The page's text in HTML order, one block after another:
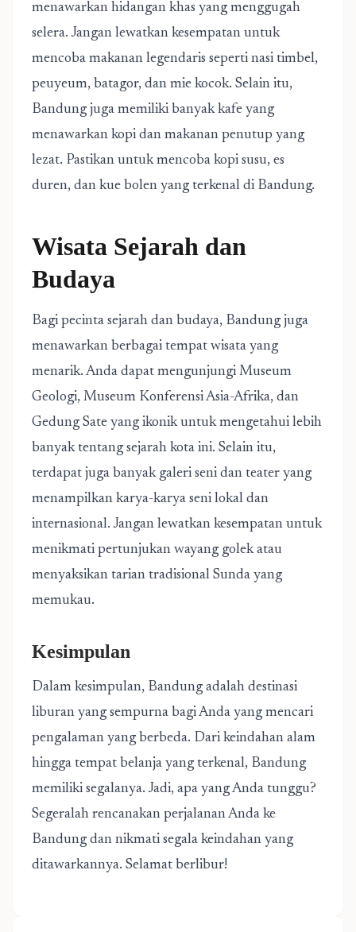
menawarkan hidangan khas yang menggugah
selera. Jangan lewatkan kesempatan untuk
mencoba makanan legendaris seperti nasi timbel,
peuyeum, batagor, dan mie kocok. Selain itu,
Bandung juga memiliki banyak kafe yang
menawarkan kopi dan makanan penutup yang
lezat. Pastikan untuk mencoba kopi susu, es
duren, dan kue bolen yang terkenal di Bandung.
Wisata Sejarah dan
Budaya
Bagi pecinta sejarah dan budaya, Bandung juga
menawarkan berbagai tempat wisata yang
menarik. Anda dapat mengunjungi Museum
Geologi, Museum Konferensi Asia-Afrika, dan
Gedung Sate yang ikonik untuk mengetahui lebih
banyak tentang sejarah kota ini. Selain itu,
terdapat juga banyak galeri seni dan teater yang
menampilkan karya-karya seni lokal dan
internasional. Jangan lewatkan kesempatan untuk
menikmati pertunjukan wayang golek atau
menyaksikan tarian tradisional Sunda yang
memukau.
Kesimpulan
Dalam kesimpulan, Bandung adalah destinasi
liburan yang sempurna bagi Anda yang mencari
pengalaman yang berbeda. Dari keindahan alam
hingga tempat belanja yang terkenal, Bandung
memiliki segalanya. Jadi, apa yang Anda tunggu?
Segeralah rencanakan perjalanan Anda ke
Bandung dan nikmati segala keindahan yang
ditawarkannya. Selamat berlibur!